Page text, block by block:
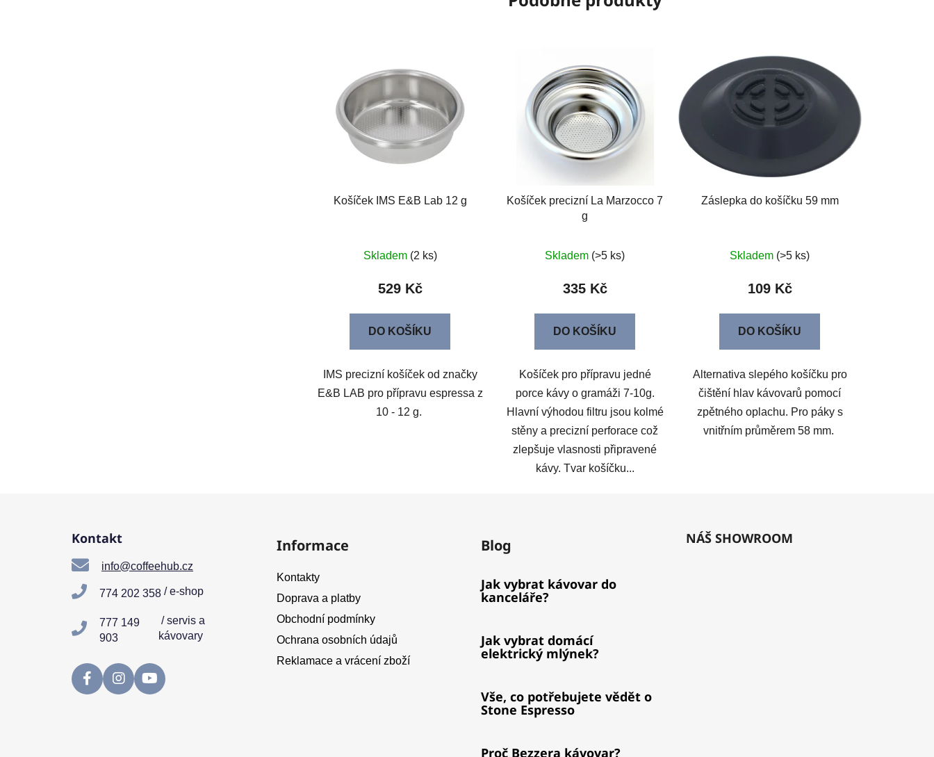
Košíček IMS E&B Lab 12 g
Skladem (2 ks)
529 Kč
DO KOŠÍKU
IMS precizní košíček od značky
E&B LAB pro přípravu espressa z
10 - 12 g.
Košíček precizní La Marzocco 7
g
Skladem (>5 ks)
335 Kč
DO KOŠÍKU
Košíček pro přípravu jedné
porce kávy o gramáži 7-10g.
Hlavní výhodou filtru jsou kolmé
stěny a precizní perforace což
zlepšuje vlasnosti připravené
kávy. Tvar košíčku...
Záslepka do košíčku 59 mm
Skladem (>5 ks)
109 Kč
DO KOŠÍKU
Alternativa slepého košíčku pro
čištění hlav kávovarů pomocí
zpětného oplachu. Pro páky s
vnitřním průměrem 58 mm.
Kontakt
info@coffeehub.cz
774 202 358 / e-shop
777 149
903
/ servis a
kávovary
Informace
Kontakty
Doprava a platby
Obchodní podmínky
Ochrana osobních údajů
Reklamace a vrácení zboží
Blog
Jak vybrat kávovar do
kanceláře?
Jak vybrat domácí
elektrický mlýnek?
Vše, co potřebujete vědět o
Stone Espresso
Proč Bezzera kávovar?
NÁŠ SHOWROOM